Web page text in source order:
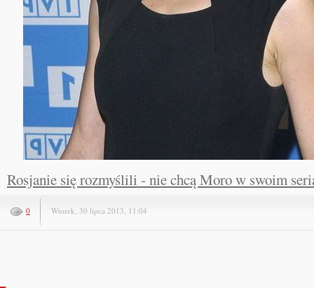
Rosjanie się rozmyślili - nie chcą Moro w swoim
0 Wtorek, 30 lipca 2013, 11:04